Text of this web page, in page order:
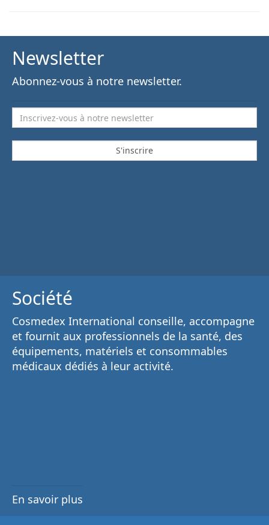
Newsletter
Abonnez-vous à notre newsletter.
Société
Cosmedex International conseille, accompagne
et fournit aux professionnels de la santé, des
équipements, matériels et consommables
médicaux dédiés à leur activité.
En savoir plus